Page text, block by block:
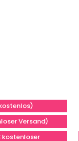
Versand)
kostenloser